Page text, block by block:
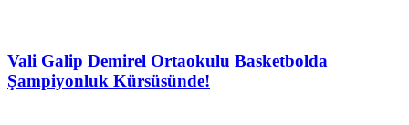
Vali Galip Demirel Ortaokulu Basketbolda
Şampiyonluk Kürsüsünde!